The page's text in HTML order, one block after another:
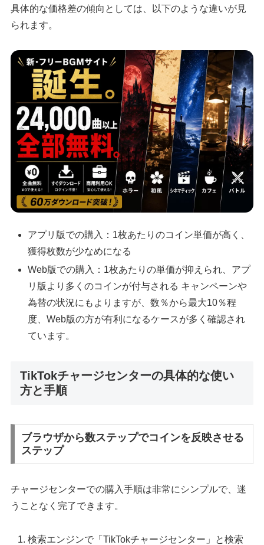
具体的な価格差の傾向としては、以下のような違いが見
られます。
アプリ版での購入：1枚あたりのコイン単価が高く、
獲得枚数が少なめになる
Web版での購入：1枚あたりの単価が抑えられ、アプ
リ版より多くのコインが付与される キャンペーンや
為替の状況にもよりますが、数％から最大10％程
度、Web版の方が有利になるケースが多く確認され
ています。
TikTokチャージセンターの具体的な使い
方と手順
ブラウザから数ステップでコインを反映させる
ステップ
チャージセンターでの購入手順は非常にシンプルで、迷
うことなく完了できます。
検索エンジンで「TikTokチャージセンター」と検索